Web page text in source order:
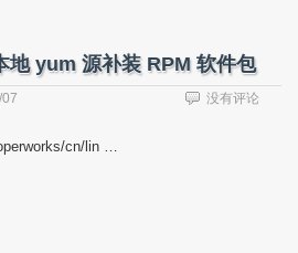
地 yum 源补装 RPM 软件包
没有评论
cn/lin …